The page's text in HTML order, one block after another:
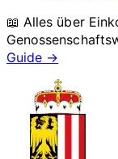
📖 Alles über
Guide →